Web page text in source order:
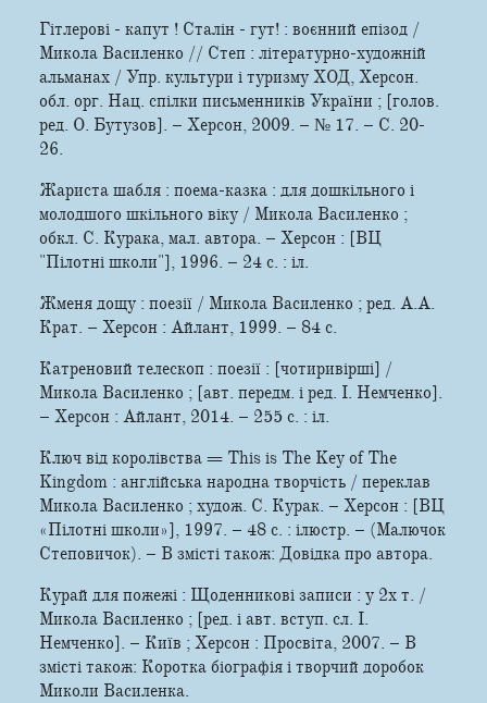
Гітлерові - капут ! Сталін - гут! : воєнний епізод /
Микола Василенко // Степ : літературно-художній
альманах / Упр. культури і туризму ХОД, Херсон.
обл. орг. Нац. спілки письменників України ; [голов.
ред. О. Бутузов]. – Херсон, 2009. – № 17. – С. 20-
26.
Жариста шабля : поема-­казка : для дошкільного i
молодшого шкільного вiку / Микола Василенко ;
обкл. С. Курака, мал. автора. – Херсон : [ВЦ
"Пiлотнi школи"], 1996. – 24 с. : іл.
Жменя дощу : поезії / Микола Василенко ; ред. А.А.
Крат. – Херсон : Айлант, 1999. – 84 с.
Катреновий телескоп : поезії : [чотиривірші] /
Микола Василенко ; [авт. передм. і ред. І. Немченко].
– Херсон : Айлант, 2014. – 255 с. : іл.
Ключ вiд королiвства = This is The Key of The
Kingdom : англійська народна творчiсть / переклав
Микола Василенко ; худож. С. Курак. – Херсон : [ВЦ
«Пілотні школи»], 1997. – 48 с. : ілюстр. – (Малючок
Степовичок). – В змісті також: Довідка про автора.
Курай для пожежі : Щоденникові записи : у 2­х т. /
Микола Василенко ; [ред. і авт. вступ. сл. І.
Немченко]. – Київ ; Херсон : Просвіта, 2007. – В
змісті також: Коротка біографія і творчий доробок
Миколи Василенка.